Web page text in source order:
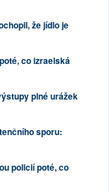
že jídlo je
co izraelská
plné urážek
sporu:
policií poté, co